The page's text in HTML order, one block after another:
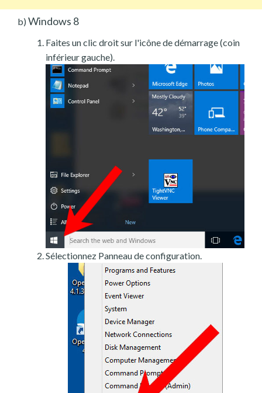
b) Windows 8
Faites un clic droit sur l'icône de démarrage (coin
inférieur gauche).
Sélectionnez Panneau de configuration.